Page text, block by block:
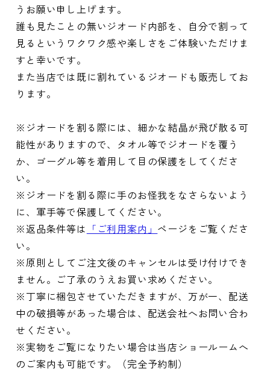
うお願い申し上げます。
誰も見たことの無いジオード内部を、自分で割って
見るというワクワク感や楽しさをご体験いただけま
すと幸いです。
また当店では既に割れているジオードも販売してお
ります。
※ジオードを割る際には、細かな結晶が飛び散る可
能性がありますので、タオル等でジオードを覆う
か、ゴーグル等を着用して目の保護をしてくださ
い。
※ジオードを割る際に手のお怪我をなさらないよう
に、軍手等で保護してください。
※返品条件等は 「ご利用案内」 ページをご覧くださ
い。
※原則としてご注文後のキャンセルは受け付けでき
ません。ご了承のうえお買い求めください。
※丁寧に梱包させていただきますが、万が一、配送
中の破損等があった場合は、配送会社へお問い合わ
せください。
※実物をご覧になりたい場合は当店ショールームへ
のご案内も可能です。（完全予約制）